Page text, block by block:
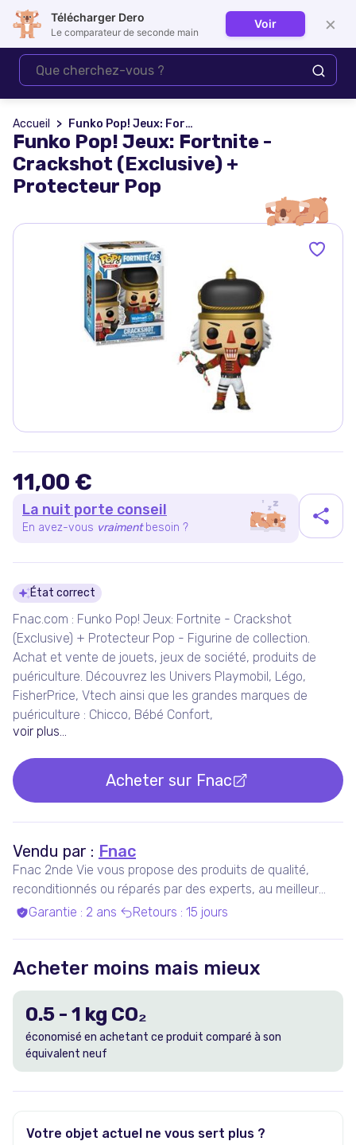
Se connecter
Accueil Funko Pop! Jeux: Fortnite - Crackshot (Exclusive) + Protecteur Pop
Funko Pop! Jeux: Fortnite -
Crackshot (Exclusive) +
Protecteur Pop
11,00 €
La nuit porte conseil
En avez-vous vraiment besoin ?
Détails du produit
État correct
Fnac.com : Funko Pop! Jeux: Fortnite - Crackshot
(Exclusive) + Protecteur Pop - Figurine de collection.
Achat et vente de jouets, jeux de société, produits de
puériculture. Découvrez les Univers Playmobil, Légo,
FisherPrice, Vtech ainsi que les grandes marques de
puériculture : Chicco, Bébé Confort,
voir plus...
Acheter sur Fnac
Vendu par : Fnac
Fnac 2nde Vie vous propose des produits de qualité,
reconditionnés ou réparés par des experts, au meilleur
prix.Garantie : 2 ans Retours : 15 jours
Acheter moins mais mieux
0.5 - 1 kg CO₂
économisé en achetant ce produit comparé à son
équivalent neuf
Votre objet actuel ne vous sert plus ?
Télécharger Dero
Le comparateur de seconde main
Voir ×